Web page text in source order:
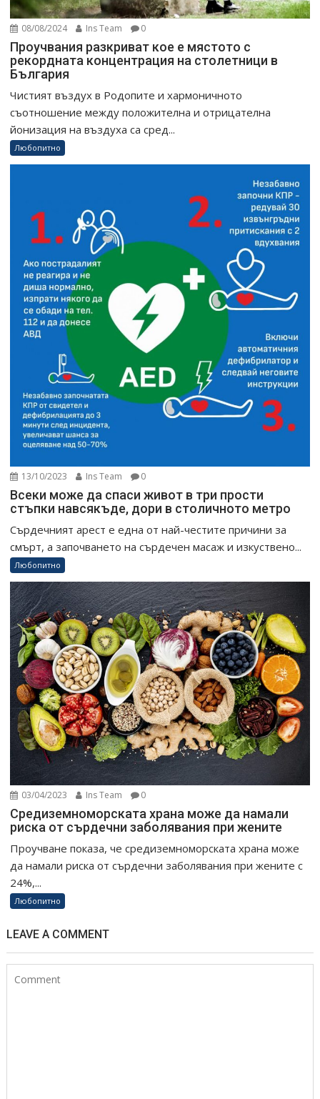
08/08/2024 Ins Team 0
Проучвания разкриват кое е мястото с
рекордната концентрация на столетници в
България
Чистият въздух в Родопите и хармоничното
съотношение между положителна и отрицателна
йонизация на въздуха са сред...
Любопитно
13/10/2023 Ins Team 0
Всеки може да спаси живот в три прости
стъпки навсякъде, дори в столичното метро
Сърдечният арест е една от най-честите причини за
смърт, а започването на сърдечен масаж и изкуствено...
Любопитно
03/04/2023 Ins Team 0
Средиземноморската храна може да намали
риска от сърдечни заболявания при жените
Проучване показа, че средиземноморската храна може
да намали риска от сърдечни заболявания при жените с
24%,...
Любопитно
LEAVE A COMMENT